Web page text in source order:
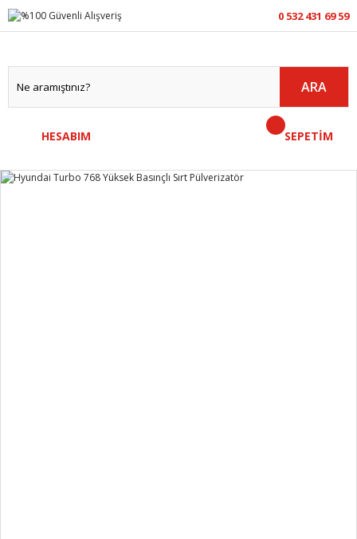
0 532 431 69 59
ARA
HESABIM SEPETİM